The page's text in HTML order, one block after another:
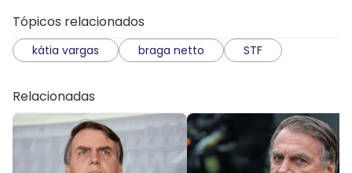
Tópicos relacionados
kátia vargas braga netto STF
Relacionadas